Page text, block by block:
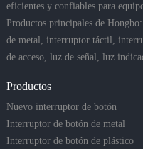
eficientes y confiables para
Productos principales de
de metal, interruptor táctil,
de acceso, luz de señal, luz
Productos
Nuevo interruptor de botón
Interruptor de botón de metal
Interruptor de botón de plástico